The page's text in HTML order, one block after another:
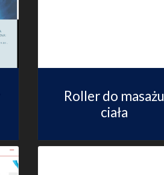
Roller do masażu
ciała